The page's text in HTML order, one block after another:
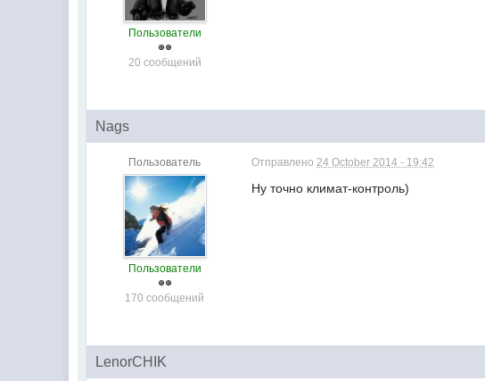
Пользователи
20 сообщений
Nags
Пользователь
Пользователи
170 сообщений
Отправлено24 October 2014 - 19:42
Ну точно климат-контроль)
LenorCHIK